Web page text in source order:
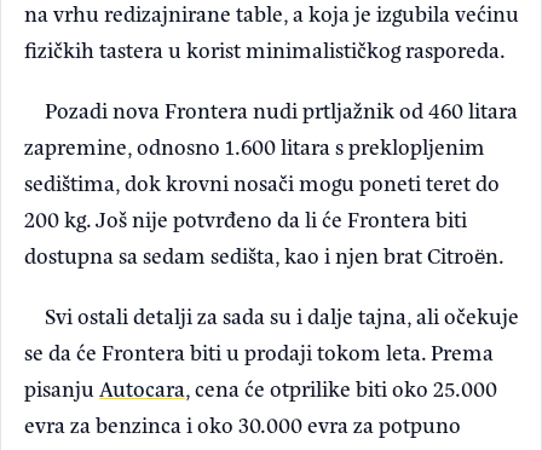
na vrhu redizajnirane table, a koja je izgubila većinu
fizičkih tastera u korist minimalističkog rasporeda.
Pozadi nova Frontera nudi prtljažnik od 460 litara
zapremine, odnosno 1.600 litara s preklopljenim
sedištima, dok krovni nosači mogu poneti teret do
200 kg. Još nije potvrđeno da li će Frontera biti
dostupna sa sedam sedišta, kao i njen brat Citroën.
Svi ostali detalji za sada su i dalje tajna, ali očekuje
se da će Frontera biti u prodaji tokom leta. Prema
pisanju Autocara, cena će otprilike biti oko 25.000
evra za benzinca i oko 30.000 evra za potpuno